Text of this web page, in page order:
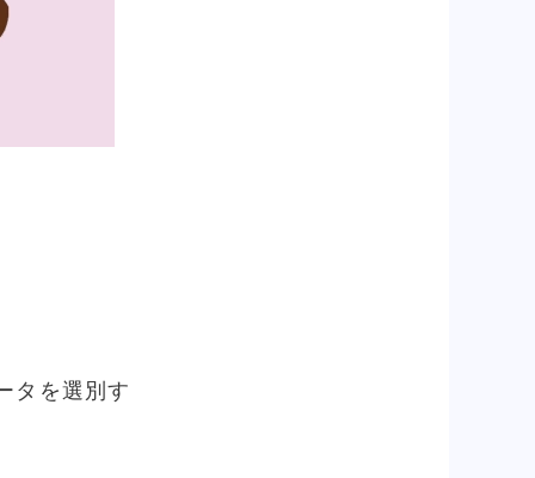
タを選別す